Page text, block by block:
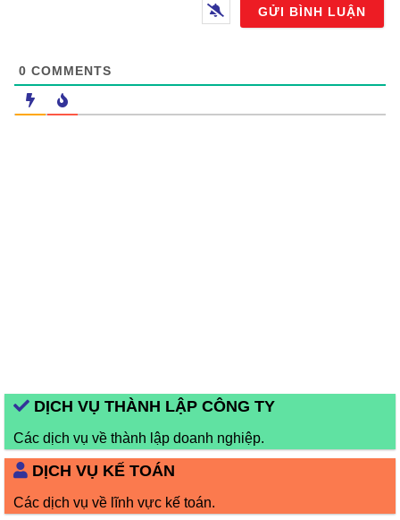
0 COMMENTS
DỊCH VỤ THÀNH LẬP CÔNG TY
Các dịch vụ về thành lập doanh nghiệp.
DỊCH VỤ KẾ TOÁN
Các dịch vụ về lĩnh vực kế toán.